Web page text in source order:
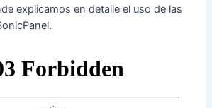
explicamos en detalle el uso de las